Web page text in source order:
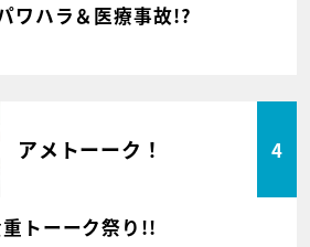
ワハラ＆医療事故!?
アメトーーク！ 4
トーーク祭り!!